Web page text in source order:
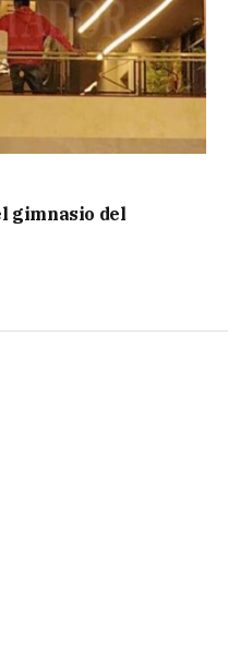
gimnasio del